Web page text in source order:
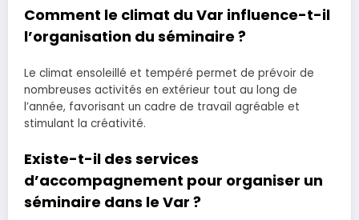
Comment le climat du Var influence-t-il
l’organisation du séminaire ?
Le climat ensoleillé et tempéré permet de prévoir de
nombreuses activités en extérieur tout au long de
l’année, favorisant un cadre de travail agréable et
stimulant la créativité.
Existe-t-il des services
d’accompagnement pour organiser un
séminaire dans le Var ?